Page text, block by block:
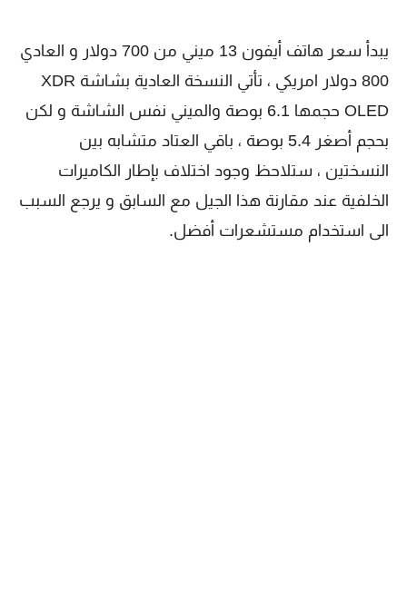
يبدأ سعر هاتف أيفون 13 ميني من 700 دولار و العادي
800 دولار امريكي ، تأتي النسخة العادية بشاشة XDR
OLED حجمها 6.1 بوصة والميني نفس الشاشة و لكن
بحجم أصغر 5.4 بوصة ، باقي العتاد متشابه بين
النسختين ، ستلاحظ وجود اختلاف بإطار الكاميرات
الخلفية عند مقارنة هذا الجيل مع السابق و يرجع السبب
الى استخدام مستشعرات أفضل.